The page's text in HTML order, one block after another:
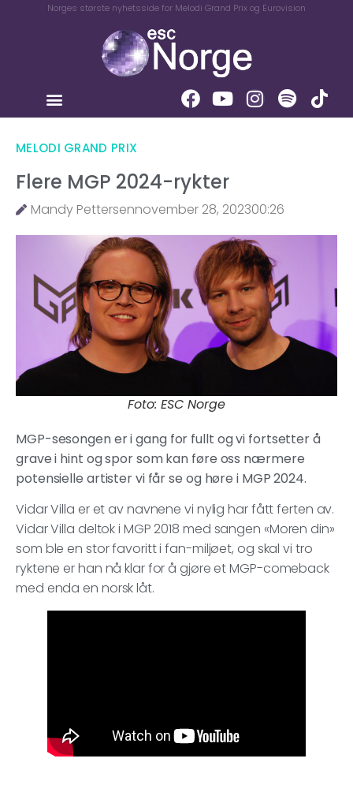
Norges største nyhetsside for Melodi Grand Prix og Eurovision
MELODI GRAND PRIX
Flere MGP 2024-rykter
Mandy Pettersennovember 28, 202300:26
Foto: ESC Norge
MGP-sesongen er i gang for fullt og vi fortsetter å
grave i hint og spor som kan føre oss nærmere
potensielle artister vi får se og høre i MGP 2024.
Vidar Villa er et av navnene vi nylig har fått ferten av.
Vidar Villa deltok i MGP 2018 med sangen «Moren din»
som ble en stor favoritt i fan-miljøet, og skal vi tro
ryktene er han nå klar for å gjøre et MGP-comeback
med enda en norsk låt.